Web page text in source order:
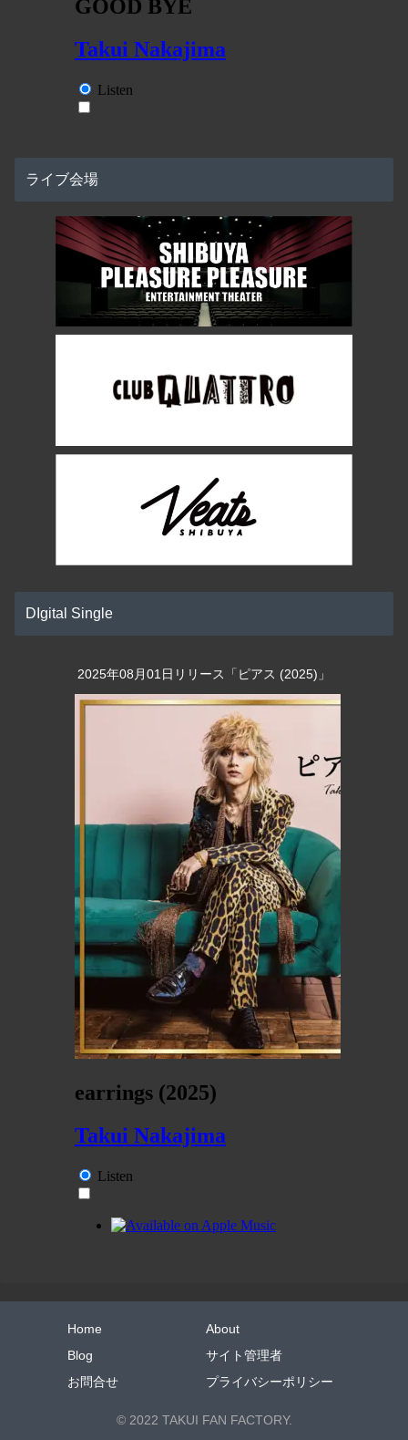
ライブ会場
DIgital Single
2025年08月01日リリース「ピアス (2025)」
Home
About
Blog
サイト管理者
お問合せ
プライバシーポリシー
© 2022 TAKUI FAN FACTORY.